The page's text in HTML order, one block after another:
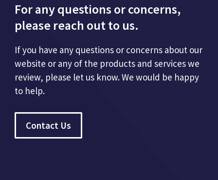
For any questions or concerns,
please reach out to us.
If you have any questions or concerns about our
website or any of the products and services we
review, please let us know. We would be happy
to help.
Contact Us